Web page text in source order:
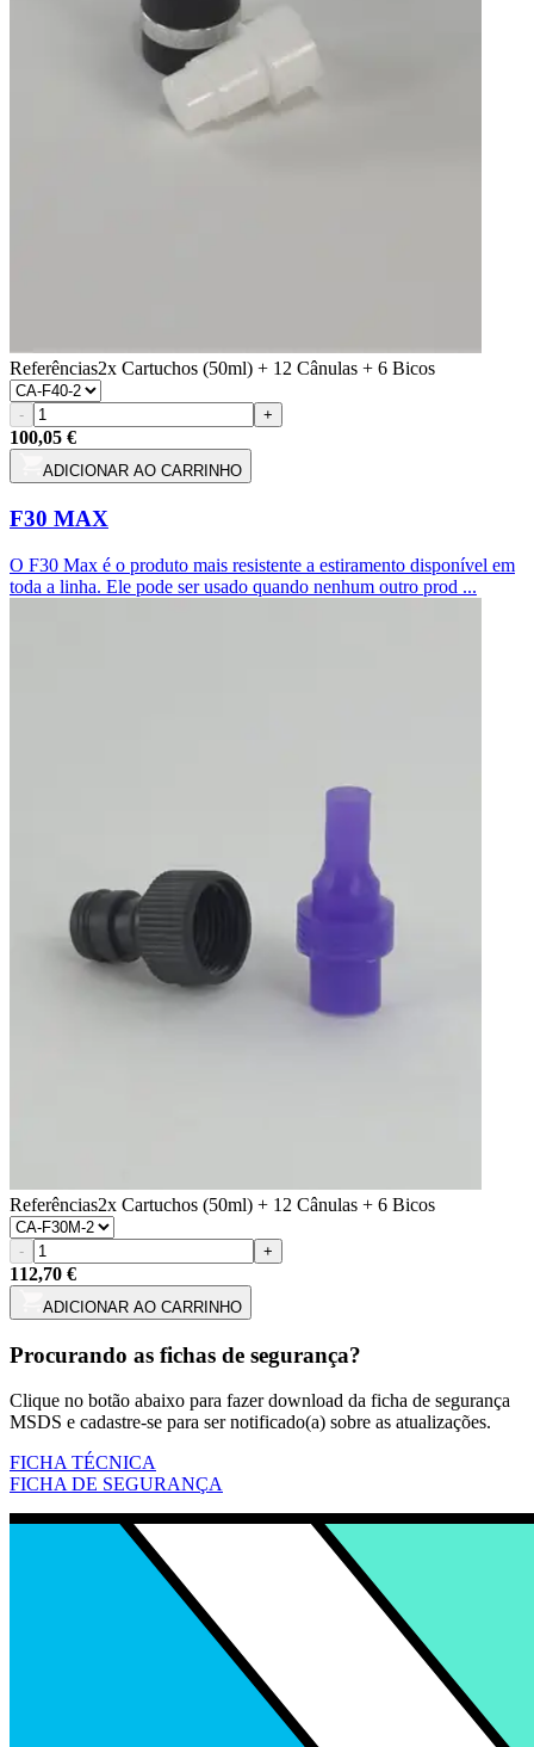
Referências2x Cartuchos (50ml) + 12 Cânulas + 6 Bicos
- +
100,05 €
ADICIONAR AO CARRINHO
F30 MAX
O F30 Max é o produto mais resistente a estiramento disponível em
toda a linha. Ele pode ser usado quando nenhum outro prod ...
Referências2x Cartuchos (50ml) + 12 Cânulas + 6 Bicos
- +
112,70 €
ADICIONAR AO CARRINHO
Procurando as fichas de segurança?
Clique no botão abaixo para fazer download da ficha de segurança
MSDS e cadastre-se para ser notificado(a) sobre as atualizações.
FICHA TÉCNICA
FICHA DE SEGURANÇA